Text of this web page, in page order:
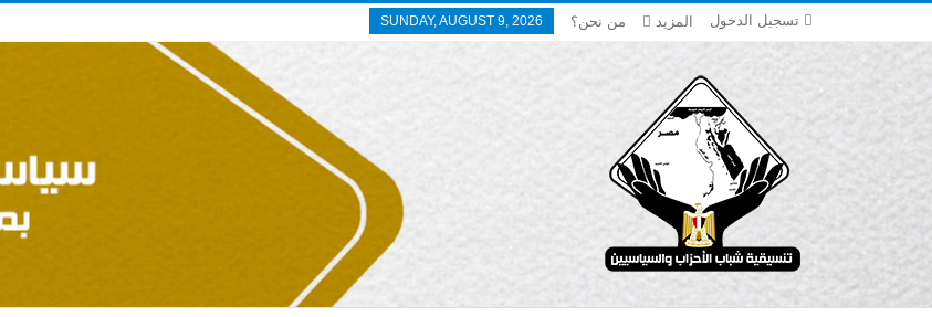
تسجيل الدخول SUNDAY, AUGUST 9, 2026 من نحن؟ المزيد